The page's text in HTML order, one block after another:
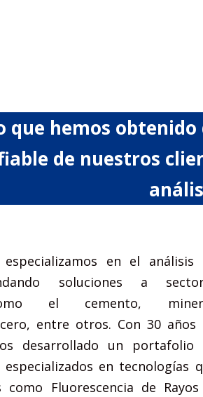
que hemos
de nuestros
especializamos en el análisis
soluciones a
el cemento,
entre otros. Con 30 años
desarrollado un portafolio
en tecnologías
como Fluorescencia de Rayos